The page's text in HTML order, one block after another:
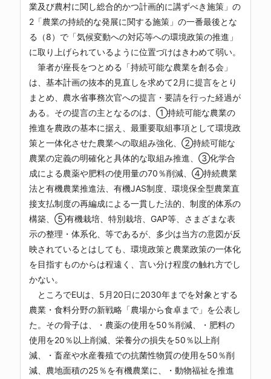
業及び農村に関し総合的かつ計画的に講ずべき施策」の
2「農業の持続的な発展に関する施策」の一番最後とな
る（8）で「気候変動への対応等への環境政策の推進」
に取り上げられているように位置づけはきわめて弱い。
筆者が座長をつとめる「持続可能な農業を創る会」
は、基本計画の抜本的見直しを求めて2月に提言をとり
まとめ、農水省事務次官への提言・要請を行った経過が
ある。その提言の主となるのは、①持続可能な農業の
推進を農政の基本に据え、最重要取組事項として環境政
策と一体化させた農業への取組み強化、②持続可能な
農業の定義の明確化と具体的な取組み推進、③化学合
成による農薬や肥料の使用量の70％削減、④持続農業
法と有機農業推進法、有機JAS制度、環境保全型農業直
接支払制度の再編成による一貫した法的、制度的体系の
構築、⑤有機栽培、特別栽培、GAP等、さまざまな表
示の整理・体系化、等であるが、多少は当方の意図が反
映されているとはしても、環境政策と農業政策の一体化
を目指すものからは程遠く、言い分け程度の触れ方でし
かない。
ところでEUは、5月20日に2030年までを対象とする
農業・食料分野の新戦略「農場から食卓まで」を公表し
た。その骨子は、・農薬の使用を50％削減、・肥料の
使用を20％以上削減、栄養分の損失を50％以上削
減、・畜産や水産養殖での抗菌性物質の使用を50％削
減、農地面積の25％を有機農業に、・動物福祉を推進